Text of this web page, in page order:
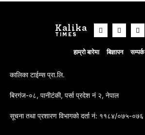
Kalika
TIMES
हाम्रो बारेमा बिज्ञापन सम्पर्क
कालिका टाईम्स प्रा.लि.
बिरगंज-०८, पानीटंकी, पर्सा प्रदेश नं २, नेपाल
सूचना तथा प्रशारण विभागको दर्ता नं: ११८४/०७५-०७६